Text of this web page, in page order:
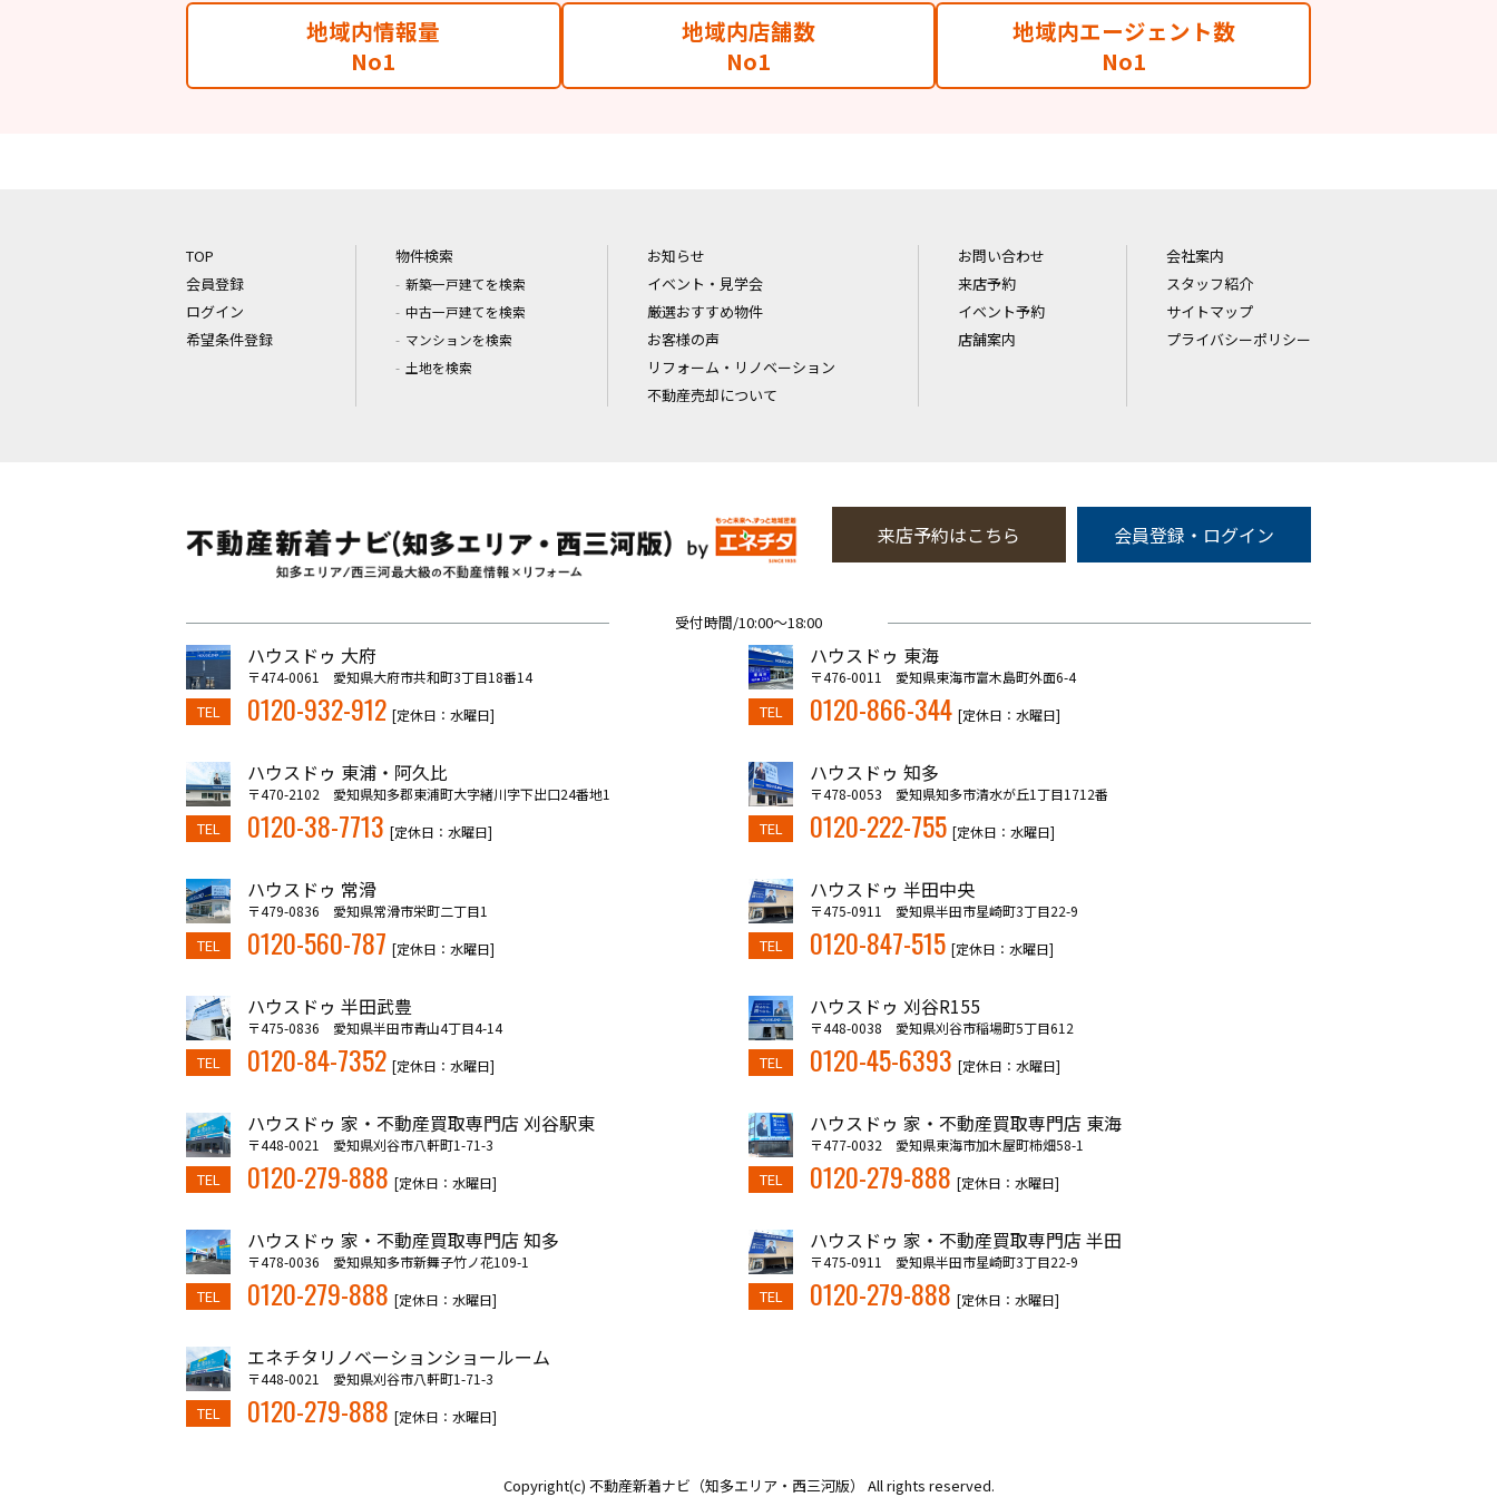
地域内情報量
No1
地域内店舗数
No1
地域内エージェント数
No1
TOP
会員登録
ログイン
希望条件登録
物件検索
新築一戸建てを検索
中古一戸建てを検索
マンションを検索
土地を検索
お知らせ
イベント・見学会
厳選おすすめ物件
お客様の声
リフォーム・リノベーション
不動産売却について
お問い合わせ
来店予約
イベント予約
店舗案内
会社案内
スタッフ紹介
サイトマップ
プライバシーポリシー
来店予約はこちら 会員登録・ログイン
受付時間/10:00～18:00
ハウスドゥ 大府
〒474-0061 愛知県大府市共和町3丁目18番14
TEL 0120-932-912 [定休日：水曜日]
ハウスドゥ 東海
〒476-0011 愛知県東海市富木島町外面6-4
TEL 0120-866-344 [定休日：水曜日]
ハウスドゥ 東浦・阿久比
〒470-2102 愛知県知多郡東浦町大字緒川字下出口24番地1
TEL 0120-38-7713 [定休日：水曜日]
ハウスドゥ 知多
〒478-0053 愛知県知多市清水が丘1丁目1712番
TEL 0120-222-755 [定休日：水曜日]
ハウスドゥ 常滑
〒479-0836 愛知県常滑市栄町二丁目1
TEL 0120-560-787 [定休日：水曜日]
ハウスドゥ 半田中央
〒475-0911 愛知県半田市星崎町3丁目22-9
TEL 0120-847-515 [定休日：水曜日]
ハウスドゥ 半田武豊
〒475-0836 愛知県半田市青山4丁目4-14
TEL 0120-84-7352 [定休日：水曜日]
ハウスドゥ 刈谷R155
〒448-0038 愛知県刈谷市稲場町5丁目612
TEL 0120-45-6393 [定休日：水曜日]
ハウスドゥ 家・不動産買取専門店 刈谷駅東
〒448-0021 愛知県刈谷市八軒町1-71-3
TEL 0120-279-888 [定休日：水曜日]
ハウスドゥ 家・不動産買取専門店 東海
〒477-0032 愛知県東海市加木屋町柿畑58-1
TEL 0120-279-888 [定休日：水曜日]
ハウスドゥ 家・不動産買取専門店 知多
〒478-0036 愛知県知多市新舞子竹ノ花109-1
TEL 0120-279-888 [定休日：水曜日]
ハウスドゥ 家・不動産買取専門店 半田
〒475-0911 愛知県半田市星崎町3丁目22-9
TEL 0120-279-888 [定休日：水曜日]
エネチタリノベーションショールーム
〒448-0021 愛知県刈谷市八軒町1-71-3
TEL 0120-279-888 [定休日：水曜日]
Copyright(c) 不動産新着ナビ（知多エリア・西三河版） All rights reserved.